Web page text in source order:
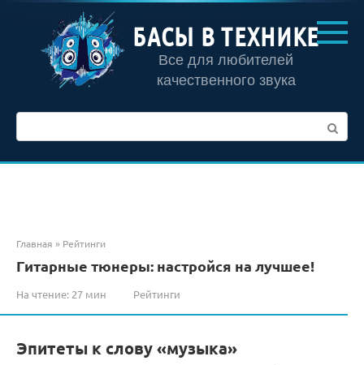
контенту
БАСЫ В ТЕХНИКЕ
Все для любителей
качественного звука
Главная » Рейтинги
Гитарные тюнеры: настройся на лучшее!
На чтение: 27 мин Рейтинги
Эпитеты к слову «музыка»